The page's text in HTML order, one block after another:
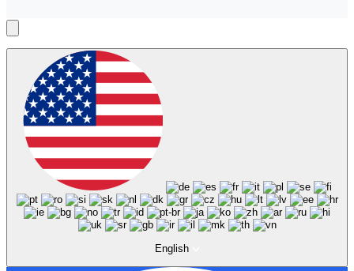
English